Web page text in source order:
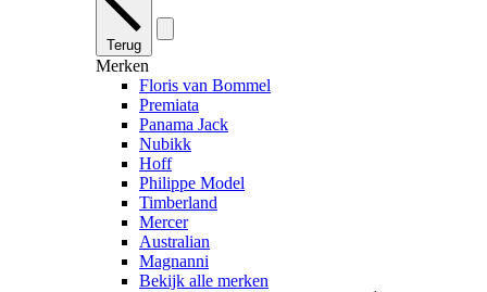
Terug
Merken
Floris van Bommel
Premiata
Panama Jack
Nubikk
Hoff
Philippe Model
Timberland
Mercer
Australian
Magnanni
Bekijk alle merken